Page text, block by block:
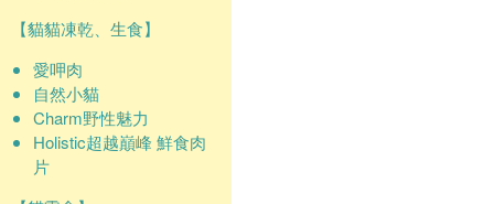
【貓貓凍乾、生食】
愛呷肉
自然小貓
Charm野性魅力
Holistic超越巔峰 鮮食肉
片